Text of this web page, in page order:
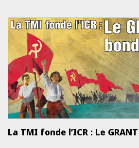
La TMI fonde l’ICR : Le